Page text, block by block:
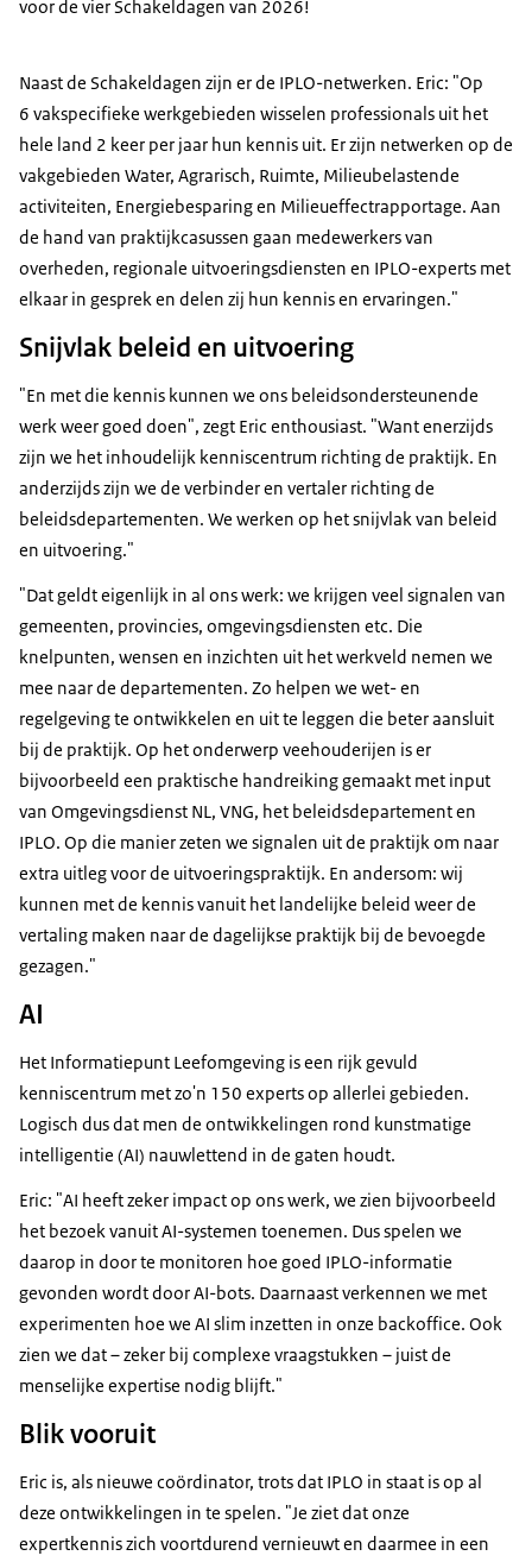
voor de vier Schakeldagen van 2026!
Naast de Schakeldagen zijn er de IPLO-netwerken. Eric: "Op
6 vakspecifieke werkgebieden wisselen professionals uit het
hele land 2 keer per jaar hun kennis uit. Er zijn netwerken op de
vakgebieden Water, Agrarisch, Ruimte, Milieubelastende
activiteiten, Energiebesparing en Milieueffectrapportage. Aan
de hand van praktijkcasussen gaan medewerkers van
overheden, regionale uitvoeringsdiensten en IPLO-experts met
elkaar in gesprek en delen zij hun kennis en ervaringen."
Snijvlak beleid en uitvoering
"En met die kennis kunnen we ons beleidsondersteunende
werk weer goed doen", zegt Eric enthousiast. "Want enerzijds
zijn we het inhoudelijk kenniscentrum richting de praktijk. En
anderzijds zijn we de verbinder en vertaler richting de
beleidsdepartementen. We werken op het snijvlak van beleid
en uitvoering."
"Dat geldt eigenlijk in al ons werk: we krijgen veel signalen van
gemeenten, provincies, omgevingsdiensten etc. Die
knelpunten, wensen en inzichten uit het werkveld nemen we
mee naar de departementen. Zo helpen we wet- en
regelgeving te ontwikkelen en uit te leggen die beter aansluit
bij de praktijk. Op het onderwerp veehouderijen is er
bijvoorbeeld een praktische handreiking gemaakt met input
van Omgevingsdienst NL, VNG, het beleidsdepartement en
IPLO. Op die manier zeten we signalen uit de praktijk om naar
extra uitleg voor de uitvoeringspraktijk. En andersom: wij
kunnen met de kennis vanuit het landelijke beleid weer de
vertaling maken naar de dagelijkse praktijk bij de bevoegde
gezagen."
AI
Het Informatiepunt Leefomgeving is een rijk gevuld
kenniscentrum met zo'n 150 experts op allerlei gebieden.
Logisch dus dat men de ontwikkelingen rond kunstmatige
intelligentie (AI) nauwlettend in de gaten houdt.
Eric: "AI heeft zeker impact op ons werk, we zien bijvoorbeeld
het bezoek vanuit AI-systemen toenemen. Dus spelen we
daarop in door te monitoren hoe goed IPLO-informatie
gevonden wordt door AI-bots. Daarnaast verkennen we met
experimenten hoe we AI slim inzetten in onze backoffice. Ook
zien we dat – zeker bij complexe vraagstukken – juist de
menselijke expertise nodig blijft."
Blik vooruit
Eric is, als nieuwe coördinator, trots dat IPLO in staat is op al
deze ontwikkelingen in te spelen. "Je ziet dat onze
expertkennis zich voortdurend vernieuwt en daarmee in een